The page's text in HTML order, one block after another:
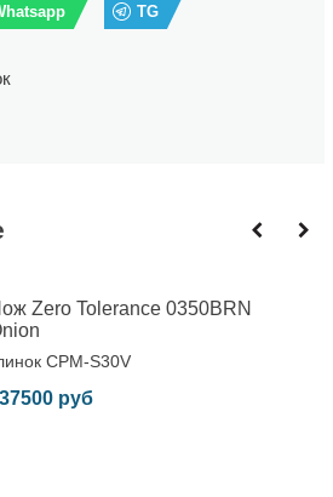
TG
Zero Tolerance 0350BRN
CPM-S30V
руб